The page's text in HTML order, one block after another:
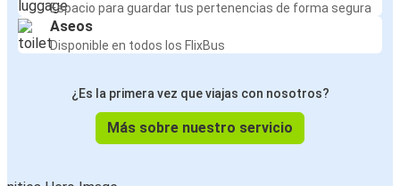
Espacio para guardar tus pertenencias de forma segura
Aseos
Disponible en todos los FlixBus
¿Es la primera vez que viajas con nosotros?
Más sobre nuestro servicio